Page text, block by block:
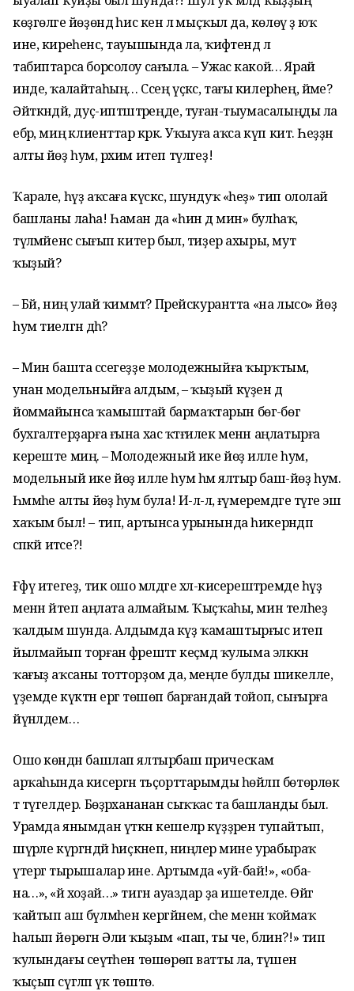
көҙгөләге йөҙөндә һис кенә лә мыҫҡыл да, көлөү ҙә юҡ
ине, киреһенсә, тауышында ла, ҡиәфәтендә лә
табиптарса борсолоу сағыла. – Ужас какой… Ярай
инде, ҡалайтаһың… Сәсең үҫкәс, тағы килерһең, йәме?
Әйткәндәй, дуҫ-иптәштәреңде, туған-тыумасалыңды ла
ебәр, миңә клиенттар кәрәк. Уҡыуға аҡса күп китә. Һеҙҙән
алты йөҙ һум, рәхим итеп түләгеҙ!
Ҡарале, һүҙ аҡсаға күскәс, шундуҡ «һеҙ» тип ололай
башланы лаһа! Һаман да «һин дә мин» булһаҡ,
түләмәйенсә сығып китер был, тиҙер ахыры, мут
ҡыҙый?
– Бәй, ниңә улай ҡиммәт? Прейскурантта «на лысо» йөҙ
һум тиелгән дәһә?
– Мин башта сәсегеҙҙе молодежныйға ҡырҡтым,
унан модельныйға алдым, – ҡыҙый күҙен дә
йоммайынса ҡамыштай бармаҡтарын бөгә-бөгә
бухгалтерҙарға ғына хас ҡәтғилек менән аңлатырға
кереште миңә. – Молодежный ике йөҙ илле һум,
модельный ике йөҙ илле һум һәм ялтыр баш-йөҙ һум.
Һәммәһе алты йөҙ һум була! И-лә-лә, ғүмеремдәге тәүге эш
хаҡым был! – тип, артынса урынында һикерәндәп
сәпәкәй итәсе?!
Ғәфү итегеҙ, тик ошо мәлдәге хәл-кисерештәремде һүҙ
менән әйтеп аңлата алмайым. Ҡыҫҡаһы, мин телһеҙ
ҡалдым шунда. Алдымда күҙ ҡамаштырғыс итеп
йылмайып торған фәрештәгә кеҫәмдә ҡулыма эләккән
ҡағыҙ аҡсаны тотторҙом да, меңле булды шикелле,
үҙемде күктән ергә төшөп барғандай тойоп, сығырға
йүнәлдем…
Ошо көндән башлап ялтырбаш прическам
арҡаһында кисергән тәьҫорттарымды һөйләп бөтөрлөк
тә түгелдер. Бөҙрәхананан сыҡҡас та башланды был.
Урамда янымдан үткән кешеләр күҙҙәрен тупайтып,
шүрәле күргәндәй һиҫкәнеп, ниңәлер мине урабыраҡ
үтергә тырышалар ине. Артымда «уй-бай!», «оба-
на…», «йә хоҙай…» тигән ауаздар ҙа ишетелде. Өйгә
ҡайтып аш бүлмәһенә кергәйнем, әсәһе менән ҡоймаҡ
һалып йөрөгән Әлиә ҡыҙым «пап, ты че, блин?!» тип
ҡулындағы сеүәтәһен төшөрөп ватты ла, түшен
ҡыҫып сүгәләп үк төштө.